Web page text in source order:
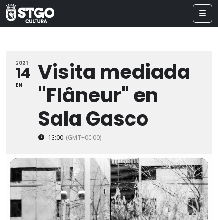
2021
14
EN
Visita mediada
"Flâneur" en
Sala Gasco
13:00 (GMT+00:00)